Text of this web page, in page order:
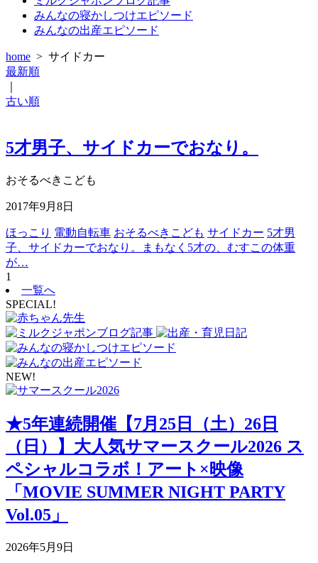
みんなの寝かしつけエピソード
みんなの出産エピソード
home > サイドカー
最新順
古い順
5才男子、サイドカーでおなり。
おそるべきこども
2017年9月8日
ほっこり 電動自転車 おそるべきこども サイドカー 5才男
子、サイドカーでおなり。まもなく5才の、むすこの体重
が…
1
一覧へ
SPECIAL!
NEW!
★5年連続開催【7月25日（土）26日
（日）】大人気サマースクール2026 ス
ペシャルコラボ！アート×映像
「MOVIE SUMMER NIGHT PARTY
Vol.05」
2026年5月9日